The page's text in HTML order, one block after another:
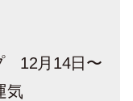
12月14日〜
気